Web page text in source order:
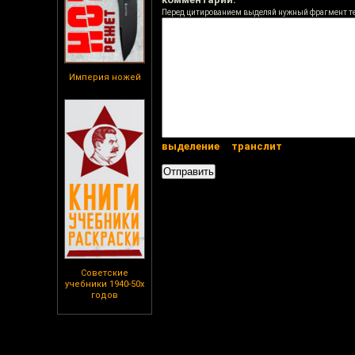
Империя ножей
Советские
учебники 1940-50х
годов
Перед цитированием выделяй нужный фрагмент
выделение транслит